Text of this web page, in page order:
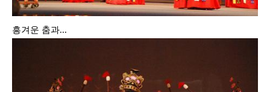
흥겨운 춤과...